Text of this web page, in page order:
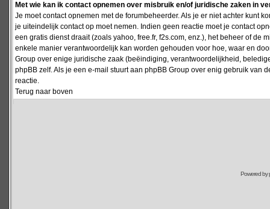
Met wie kan ik contact opnemen over misbruik en/of juridische zaken in
Je moet contact opnemen met de forumbeheerder. Als je er niet achter kunt
je uiteindelijk contact op moet nemen. Indien geen reactie moet je contact
een gratis dienst draait (zoals yahoo, free.fr, f2s.com, enz.), het beheer of
enkele manier verantwoordelijk kan worden gehouden voor hoe, waar en
Group over enige juridische zaak (beëindiging, verantwoordelijkheid,
phpBB zelf. Als je een e-mail stuurt aan phpBB Group over enig gebruik
reactie.
Terug naar boven
Powered by